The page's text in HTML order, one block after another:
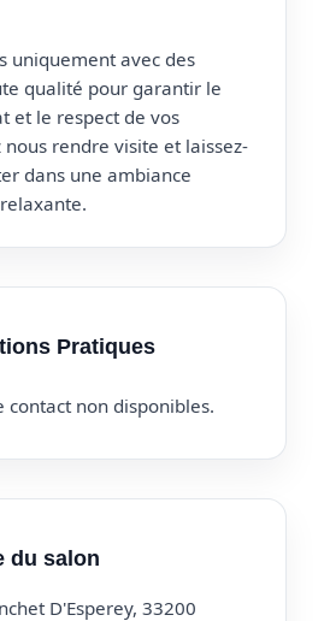
uniquement avec des
qualité pour garantir le
et le respect de vos
nous rendre visite et laissez-
dans une ambiance
Pratiques
non disponibles.
du salon
D'Esperey, 33200